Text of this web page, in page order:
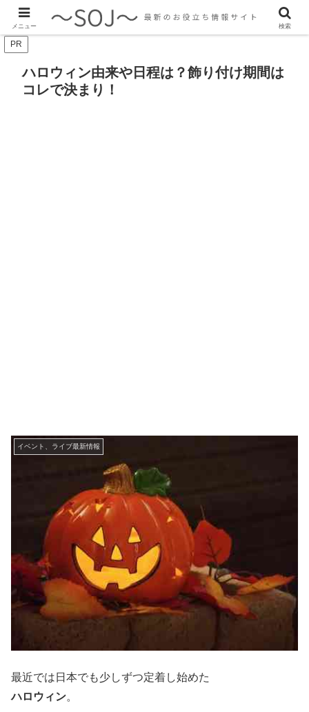
最新のトレンド情報、生活に役立つ情報をご紹介します
PR
ハロウィン由来や日程は？飾り付け期間は
コレで決まり！
イベント、ライブ最新情報
最近では日本でも少しずつ定着し始めた
ハロウィン。
メニュー 検索